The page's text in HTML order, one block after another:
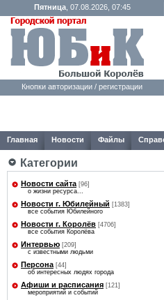
Пятница, 07.08.2026, 07:45
Кнопки авторизации / регистрации
Главная Новости Файлы
Категории
Новости сайта [96]
о жизни ресурса...
Новости г. Юбилейный [1383]
все события Юбилейного
Новости г. Королёв [4706]
все события Королёва
Интервью [209]
с известными людьми
Персона [44]
об интересных людях города
Афиши и расписания [121]
мероприятий и событий